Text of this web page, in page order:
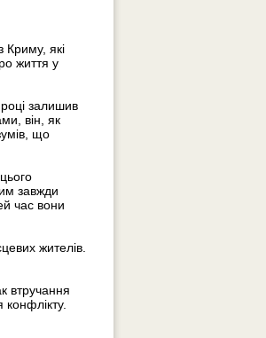
Криму, які
життя у
залишив
він, як
що
завжди
час вони
жителів.
втручання